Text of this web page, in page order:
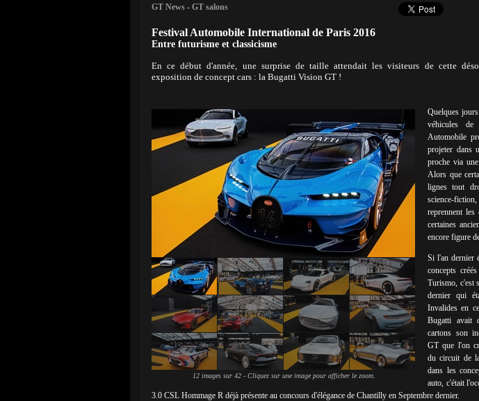
GT News - GT salons
Festival Automobile International de Paris 2016
Entre futurisme et classicisme
En ce début d'année, une surprise de taille attendait les visiteurs de cette
exposition de concept cars : la Bugatti Vision GT !
12 images sur 42 - Cliquez sur une image pour afficher le zoom.
Quelques
véhicules
Automobile
projeter dans
proche via
Alors que
lignes tout
science-
reprennent les
certaines
encore figure
Si l'an dernier
concepts
Turismo, c'est
dernier qui
Invalides en
Bugatti avait
cartons son
GT que l'on
du circuit de
dans les
auto, c'était
3.0 CSL Hommage R déjà présente au concours d'élégance de Chantilly en Septembre dernier.